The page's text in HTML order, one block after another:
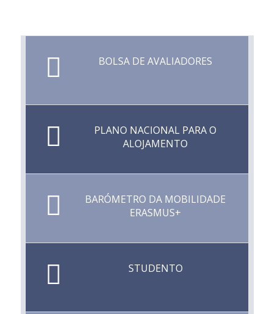
BOLSA DE AVALIADORES
PLANO NACIONAL PARA O
ALOJAMENTO
BARÓMETRO DA MOBILIDADE
ERASMUS+
STUDENTO